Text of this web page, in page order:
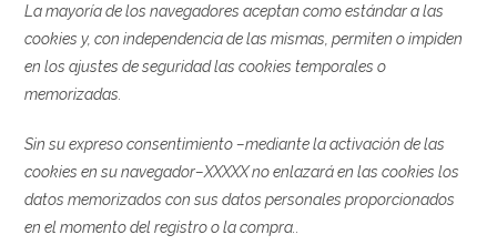
La mayoría de los navegadores aceptan como estándar a las
cookies y, con independencia de las mismas, permiten o impiden
en los ajustes de seguridad las cookies temporales o
memorizadas.
Sin su expreso consentimiento –mediante la activación de las
cookies en su navegador–XXXXX no enlazará en las cookies los
datos memorizados con sus datos personales proporcionados
en el momento del registro o la compra..